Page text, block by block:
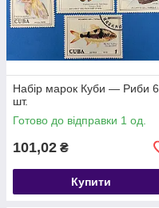
Набір марок Куби — Риби 6
шт.
Готово до відправки 1 од.
101,02 ₴
Купити